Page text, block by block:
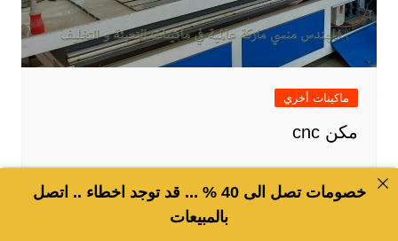
ماكينات أخري
مكن cnc
خصومات تصل الى 40 % ... قد توجد اخطاء .. اتصل
بالمبيعات